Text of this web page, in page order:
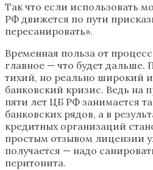
Так что если использовать
РФ движется по пути
пересанировать».
Временная польза от
главное — что будет
тихий, но реально широкий
банковский кризис. Ведь на
пяти лет ЦБ РФ занимается
банковских рядов, а в
кредитных организаций
простым отзывом лицензии
получается — надо
перитонита.